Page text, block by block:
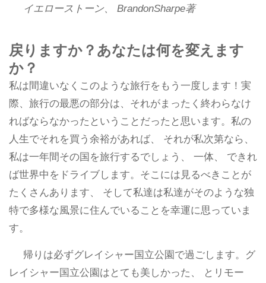
イエローストーン、 BrandonSharpe著
戻りますか？あなたは何を変えます
か？
私は間違いなくこのような旅行をもう一度します！実
際、旅行の最悪の部分は、それがまったく終わらなけ
ればならなかったということだったと思います。私の
人生でそれを買う余裕があれば、 それが私次第なら、
私は一年間その国を旅行するでしょう、 一体、 できれ
ば世界中をドライブします。そこには見るべきことが
たくさんあります、 そして私達は私達がそのような独
特で多様な風景に住んでいることを幸運に思っていま
す。
帰りは必ずグレイシャー国立公園で過ごします。グ
レイシャー国立公園はとても美しかった、 とリモー